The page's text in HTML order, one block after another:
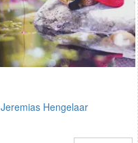
Jeremias Hengelaar